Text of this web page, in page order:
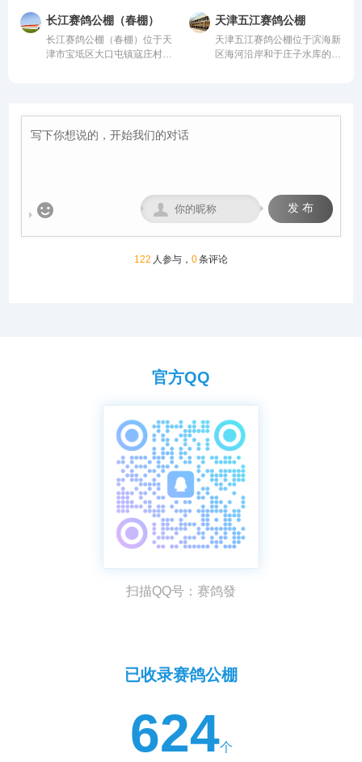
纳赛鸽24000羽，园区规模位
列云南省前列。
打造西南地区赛鸽标杆品牌。
公正、透明、卓越”的理念，
志在打造华南地区标杆公棚。
公棚硬件设施卓著：占地50
亩，鸽舍主体长137米、宽40
125米，高12米）；地网高达
4.5米，确保干燥通风。我们
进、科学合理的设计方案进行
建设，采用一体化钢架结构，
公棚长200米，宽28米，高15
米，可容纳20000多羽赛鸽。
地。
长江赛鸽公棚（春棚）
长江赛鸽公棚（春棚）位于天
津市宝坻区大口屯镇寇庄村西
米，可容纳20000多羽赛鸽。
天津五江赛鸽公棚
天津五江赛鸽公棚位于滨海新
区海河沿岸和于庄子水库的生
 发 布

122 人参与， 0条评论
官方QQ
扫描QQ号：赛鸽發
已收录赛鸽公棚
624个